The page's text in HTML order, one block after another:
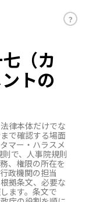
（カ
トの
律本体だけでな
で確認する場面
マー・ハラスメ
で、人事院規則
、権限の所在を
政機関の担当
拠条文、必要な
ます。条文で
？